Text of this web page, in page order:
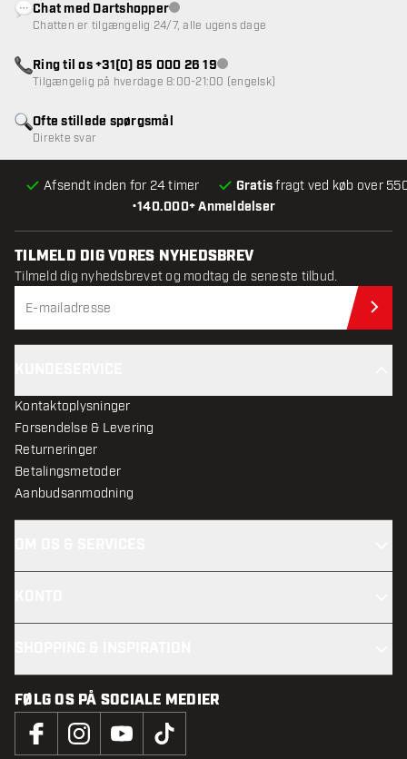
•140.000+ Anmeldelser
Afsendt inden for 24 timer Gratisfragt ved køb over
Ofte stillede spørgsmål
Direkte svar
Chat med DartshopperKundeservice ikke tilgængelig
Chatten er tilgængelig 24/7, alle ugens dage
Ring til os +31(0) 85 000 26 19Kundeservice ikke tilgængelig
Tilgængelig på hverdage 8:00-21:00 (engelsk)
TILMELD DIG VORES NYHEDSBREV
Tilmeld dig nyhedsbrevet og modtag de seneste tilbud.
Kontaktoplysninger
Forsendelse & Levering
Returneringer
Betalingsmetoder
Aanbudsanmodning
FØLG OS PÅ SOCIALE MEDIER